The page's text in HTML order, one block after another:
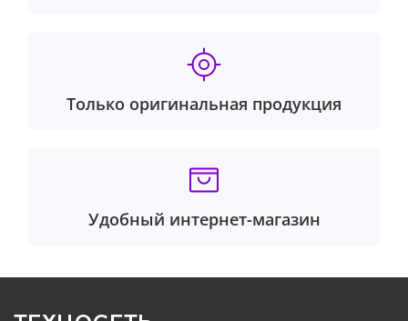
Только оригинальная продукция
Удобный интернет-магазин